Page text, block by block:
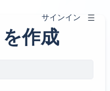
サインイン
作成